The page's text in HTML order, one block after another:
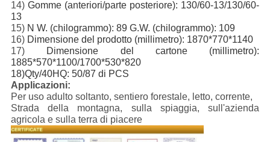
14) Gomme (anteriori/parte posteriore): 130/60-13/130/60-
13
15) N W. (chilogrammo): 89 G.W. (chilogrammo): 109
16) Dimensione del prodotto (millimetro): 1870*770*1140
17)
Dimensione del cartone (millimetro):
1885*570*1100/1700*530*820
18)Qty/40HQ: 50/87 di PCS
Applicazioni:
Per uso adulto soltanto, sentiero forestale, letto, corrente,
Strada della montagna, sulla spiaggia, sull'azienda
agricola e sulla terra di piacere